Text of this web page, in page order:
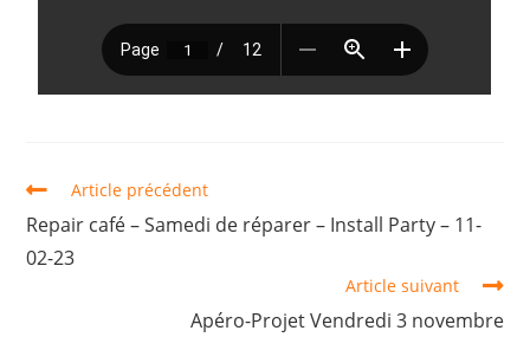
Article précédent
Repair café – Samedi de réparer – Install Party – 11-
02-23
Article suivant
Apéro-Projet Vendredi 3 novembre